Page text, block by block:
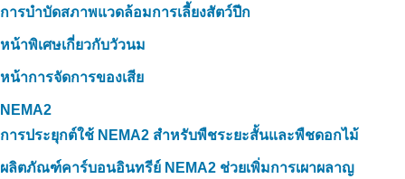
การบำบัดสภาพแวดล้อมการเลี้ยงสัตว์ปีก
หน้าพิเศษเกี่ยวกับวัวนม
หน้าการจัดการของเสีย
NEMA2
การประยุกต์ใช้ NEMA2 สำหรับพืชระยะสั้นและพืชดอกไม้
ผลิตภัณฑ์คาร์บอนอินทรีย์ NEMA2 ช่วยเพิ่มการเผาผลาญ